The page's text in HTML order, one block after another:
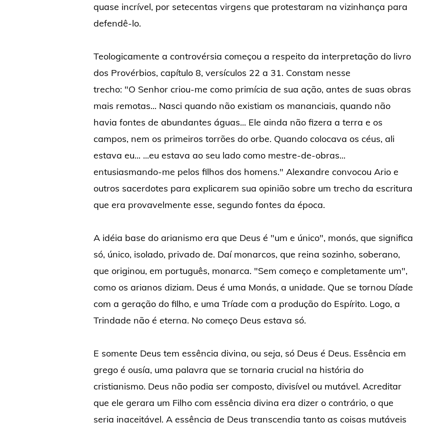
quase incrível, por setecentas virgens que protestaram na vizinhança para
defendê-lo.
Teologicamente a controvérsia começou a respeito da interpretação do livro
dos Provérbios, capítulo 8, versículos 22 a 31. Constam nesse
trecho: "O Senhor criou-me como primícia de sua ação, antes de suas obras
mais remotas... Nasci quando não existiam os mananciais, quando não
havia fontes de abundantes águas... Ele ainda não fizera a terra e os
campos, nem os primeiros torrões do orbe. Quando colocava os céus, ali
estava eu... ...eu estava ao seu lado como mestre-de-obras...
entusiasmando-me pelos filhos dos homens." Alexandre convocou Ario e
outros sacerdotes para explicarem sua opinião sobre um trecho da escritura
que era provavelmente esse, segundo fontes da época.
A idéia base do arianismo era que Deus é "um e único", monós, que significa
só, único, isolado, privado de. Daí monarcos, que reina sozinho, soberano,
que originou, em português, monarca. "Sem começo e completamente um",
como os arianos diziam. Deus é uma Monás, a unidade. Que se tornou Díade
com a geração do filho, e uma Tríade com a produção do Espírito. Logo, a
Trindade não é eterna. No começo Deus estava só.
E somente Deus tem essência divina, ou seja, só Deus é Deus. Essência em
grego é ousía, uma palavra que se tornaria crucial na história do
cristianismo. Deus não podia ser composto, divisível ou mutável. Acreditar
que ele gerara um Filho com essência divina era dizer o contrário, o que
seria inaceitável. A essência de Deus transcendia tanto as coisas mutáveis